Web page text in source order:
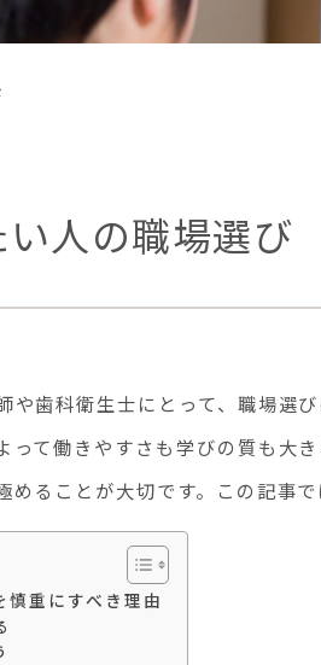
人の職場選び
歯科衛生士にとって、職場選
って働きやすさも学びの質も大
ることが大切です。この記事で
重にすべき理由